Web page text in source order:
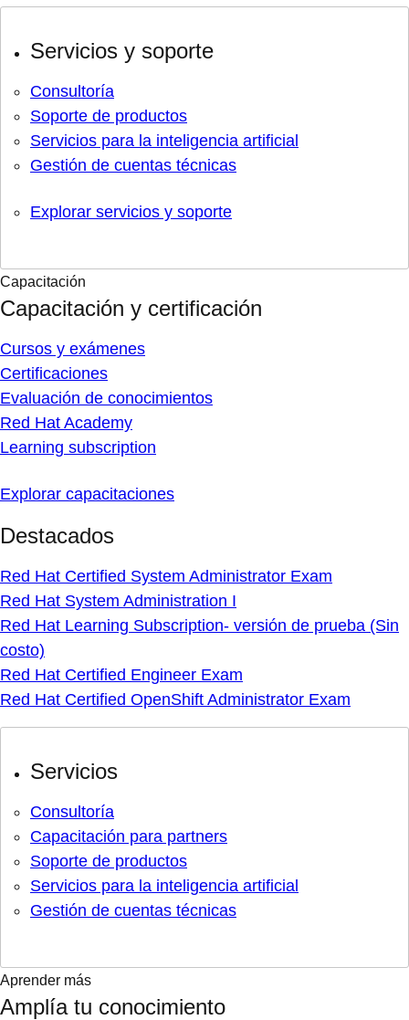
Servicios y soporte
Consultoría
Soporte de productos
Servicios para la inteligencia artificial
Gestión de cuentas técnicas
Explorar servicios y soporte
Capacitación
Capacitación y certificación
Cursos y exámenes
Certificaciones
Evaluación de conocimientos
Red Hat Academy
Learning subscription
Explorar capacitaciones
Destacados
Red Hat Certified System Administrator Exam
Red Hat System Administration I
Red Hat Learning Subscription- versión de prueba (Sin
costo)
Red Hat Certified Engineer Exam
Red Hat Certified OpenShift Administrator Exam
Servicios
Consultoría
Capacitación para partners
Soporte de productos
Servicios para la inteligencia artificial
Gestión de cuentas técnicas
Aprender más
Amplía tu conocimiento